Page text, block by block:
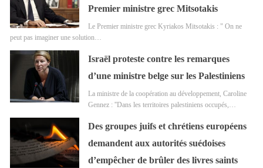
Premier ministre grec Mitsotakis
Le Premier ministre grec Kyriakos Mitsotakis : " On ne
peut pas imaginer une solution…
Israël proteste contre les remarques
d’une ministre belge sur les Palestiniens
La ministre de la coopération au développement, Caroline
Gennez : ''Dans les territoires palestiniens occupés,…
Des groupes juifs et chrétiens européens
demandent aux autorités suédoises
d’empêcher de brûler des livres saints